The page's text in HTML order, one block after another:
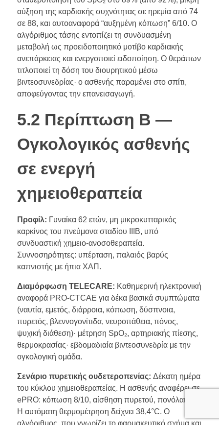
αύξηση της καρδιακής συχνότητας σε ηρεμία από 74
σε 88, και αυτοαναφορά “αυξημένη κόπωση” 6/10. Ο
αλγόριθμος τάσης εντοπίζει τη συνδυασμένη
μεταβολή ως προειδοποιητικό μοτίβο καρδιακής
ανεπάρκειας και ενεργοποιεί ειδοποίηση. Ο θεράπων
τιτλοποιεί τη δόση του διουρητικού μέσω
βιντεοσυνεδρίας· ο ασθενής παραμένει στο σπίτι,
αποφεύγοντας την επανεισαγωγή.
5.2 Περίπτωση Β —
Ογκολογικός ασθενής
σε ενεργή
χημειοθεραπεία
Προφίλ: Γυναίκα 62 ετών, μη μικροκυτταρικός
καρκίνος του πνεύμονα σταδίου IIIB, υπό
συνδυαστική χημειο-ανοσοθεραπεία.
Συννοσηρότητες: υπέρταση, παλαιός βαρύς
καπνιστής με ήπια ΧΑΠ.
Διαμόρφωση TELECARE: Καθημερινή ηλεκτρονική
αναφορά PRO-CTCAE για δέκα βασικά συμπτώματα
(ναυτία, εμετός, διάρροια, κόπωση, δύσπνοια,
πυρετός, βλεννογονίτιδα, νευροπάθεια, πόνος,
ψυχική διάθεση)· μέτρηση SpO₂, αρτηριακής πίεσης,
θερμοκρασίας· εβδομαδιαία βιντεοσυνεδρία με την
ογκολογική ομάδα.
Σενάριο πυρετικής ουδετεροπενίας: Δέκατη ημέρα
του κύκλου χημειοθεραπείας. Η ασθενής αναφέρει σε
ePRO: κόπωση 8/10, αίσθηση πυρετού, πονόλαιμος.
Η αυτόματη θερμομέτρηση δείχνει 38,4°C. Ο
αλγόριθμος, που γνωρίζει το φαρμακευτικό σχήμα και